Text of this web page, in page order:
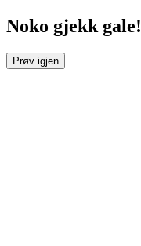
Noko gjekk gale!
Prøv igjen